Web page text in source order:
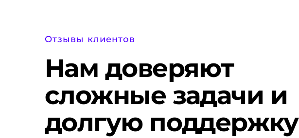
Отзывы клиентов
Нам доверяют
сложные задачи и
долгую поддержку